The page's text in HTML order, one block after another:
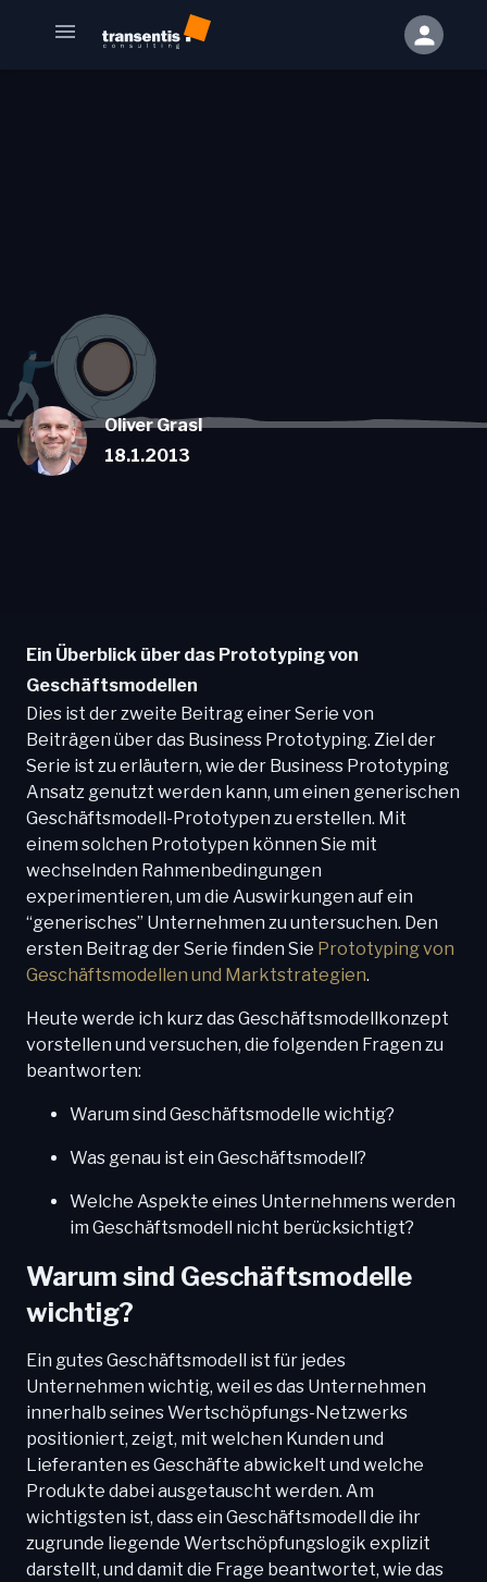
Oliver Grasl
18.1.2013
Ein Überblick über das Prototyping von
Geschäftsmodellen
Dies ist der zweite Beitrag einer Serie von
Beiträgen über das Business Prototyping. Ziel der
Serie ist zu erläutern, wie der Business Prototyping
Ansatz genutzt werden kann, um einen generischen
Geschäftsmodell-Prototypen zu erstellen. Mit
einem solchen Prototypen können Sie mit
wechselnden Rahmenbedingungen
experimentieren, um die Auswirkungen auf ein
“generisches” Unternehmen zu untersuchen. Den
ersten Beitrag der Serie finden Sie Prototyping von
Geschäftsmodellen und Marktstrategien.
Heute werde ich kurz das Geschäftsmodellkonzept
vorstellen und versuchen, die folgenden Fragen zu
beantworten:
Warum sind Geschäftsmodelle wichtig?
Was genau ist ein Geschäftsmodell?
Welche Aspekte eines Unternehmens werden
im Geschäftsmodell nicht berücksichtigt?
Warum sind Geschäftsmodelle
wichtig?
Ein gutes Geschäftsmodell ist für jedes
Unternehmen wichtig, weil es das Unternehmen
innerhalb seines Wertschöpfungs-Netzwerks
positioniert, zeigt, mit welchen Kunden und
Lieferanten es Geschäfte abwickelt und welche
Produkte dabei ausgetauscht werden. Am
wichtigsten ist, dass ein Geschäftsmodell die ihr
zugrunde liegende Wertschöpfungslogik explizit
darstellt, und damit die Frage beantwortet, wie das